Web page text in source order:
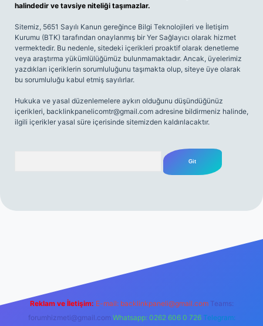
halindedir ve tavsiye niteliği taşımazlar.
Sitemiz, 5651 Sayılı Kanun gereğince Bilgi Teknolojileri ve İletişim
Kurumu (BTK) tarafından onaylanmış bir Yer Sağlayıcı olarak hizmet
vermektedir. Bu nedenle, sitedeki içerikleri proaktif olarak denetleme
veya araştırma yükümlülüğümüz bulunmamaktadır. Ancak, üyelerimiz
yazdıkları içeriklerin sorumluluğunu taşımakta olup, siteye üye olarak
bu sorumluluğu kabul etmiş sayılırlar.
Hukuka ve yasal düzenlemelere aykırı olduğunu düşündüğünüz
içerikleri, backlinkpanelicomtr@gmail.com adresine bildirmeniz halinde,
ilgili içerikler yasal süre içerisinde sitemizden kaldırılacaktır.
Reklam ve İletişim: E-mail: backlinkpaneli@gmail.com Teams:
forumhizmeti@gmail.com Whatsapp: 0262 606 0 726 Telegram: